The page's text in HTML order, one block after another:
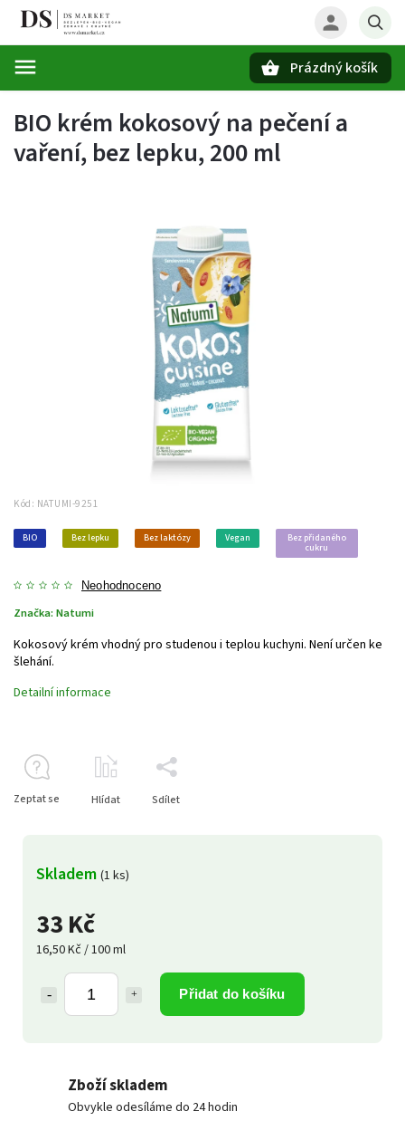
Prázdný košík
BIO krém kokosový na pečení a
vaření, bez lepku, 200 ml
Kód: NATUMI-9251
BIO Bez lepku Bez laktózy Vegan Bez přidaného
cukru
Neohodnoceno
Značka: Natumi
33 Kč
16,50 Kč / 100 ml
Přidat do košíku
Skladem (1 ks)
Kokosový krém vhodný pro studenou i teplou kuchyni. Není určen ke
šlehání.
Detailní informace
Zeptat se Hlídat Sdílet
Zboží skladem
Obvykle odesíláme do 24 hodin